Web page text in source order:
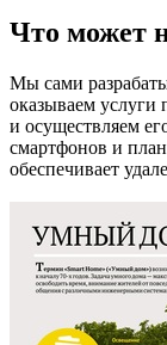
Что может
Мы сами
оказываем
и осуществляем
смартфонов и
обеспечивает